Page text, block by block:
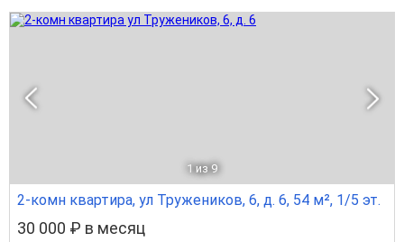
1 из 9
2-комн квартира, ул Тружеников, 6, д. 6, 54 м², 1/5 эт.
30 000 ₽ в месяц